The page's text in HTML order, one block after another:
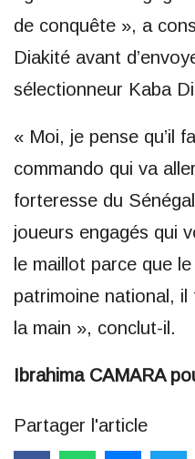
de conquête », a
Diakité avant
sélectionneur Kaba
« Moi, je pense qu’il
commando qui va
forteresse du
joueurs engagés qui
le maillot parce que
patrimoine national,
la main », conclut-il.
Ibrahima CAMARA
Partager l'article